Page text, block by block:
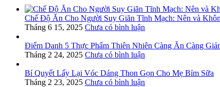
Chế Độ Ăn Cho Người Suy Giãn Tĩnh Mạch: Nên và
Tháng 6 15, 2025 Chưa có bình luận
Điểm Danh 5 Thực Phẩm Thiên Nhiên Càng Ăn Càng
Tháng 2 24, 2025 Chưa có bình luận
Bí Quyết Lấy Lại Vóc Dáng Thon Gọn Cho Mẹ Bỉm Sữa
Tháng 2 23, 2025 Chưa có bình luận